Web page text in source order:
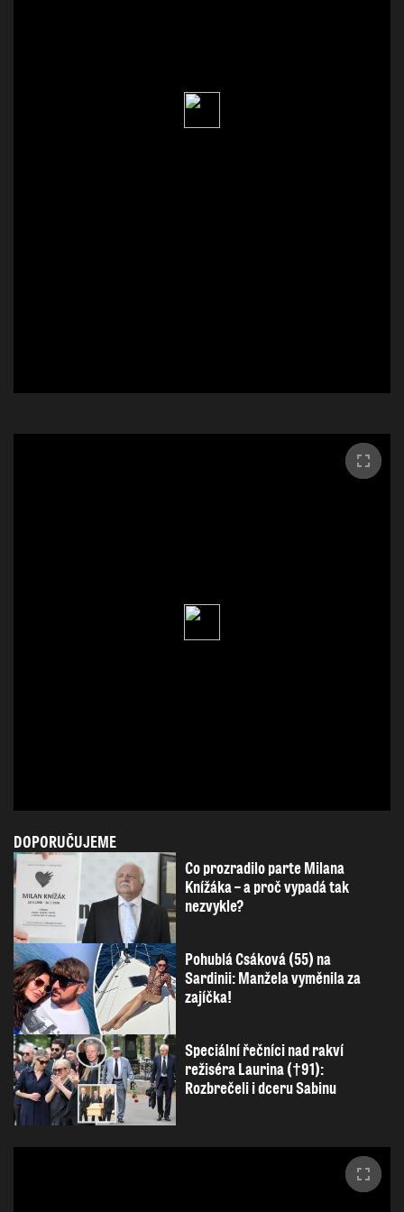
DOPORUČUJEME
Co prozradilo parte Milana
Knížáka – a proč vypadá tak
nezvykle?
Pohublá Csáková (55) na
Sardinii: Manžela vyměnila za
zajíčka!
Speciální řečníci nad rakví
režiséra Laurina (†91):
Rozbrečeli i dceru Sabinu